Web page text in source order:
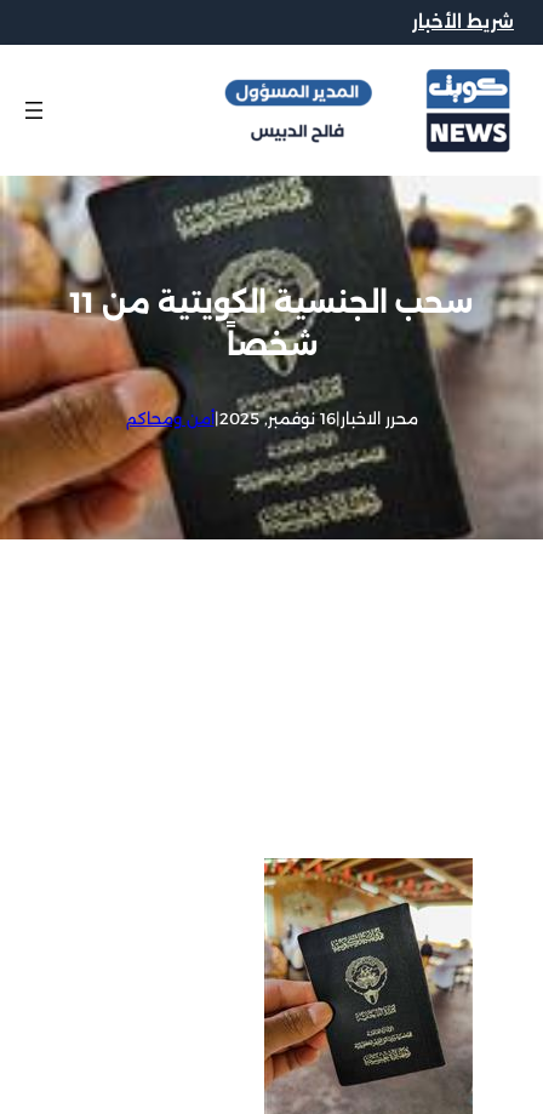
شريط الأخبار
سحب الجنسية الكويتية من 11
شخصاً
محرر الاخبار|16 نوفمبر, 2025 |أمن ومحاكم